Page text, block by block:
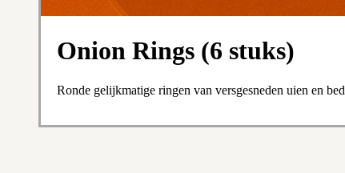
Onion Rings (6 stuks)
Ronde gelijkmatige ringen van versgesneden uien en